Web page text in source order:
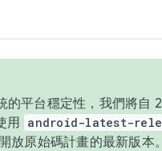
平台穩定性，我們將自
用 android-latest-
原始碼計畫的最新版本